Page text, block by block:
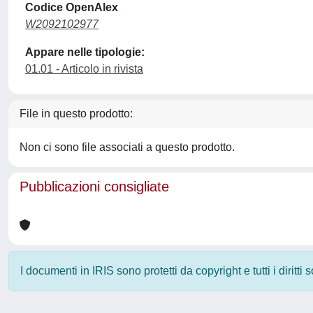
Codice OpenAlex
W2092102977
Appare nelle tipologie:
01.01 - Articolo in rivista
File in questo prodotto:
Non ci sono file associati a questo prodotto.
Pubblicazioni consigliate
I documenti in IRIS sono protetti da copyright e tutti i diritti